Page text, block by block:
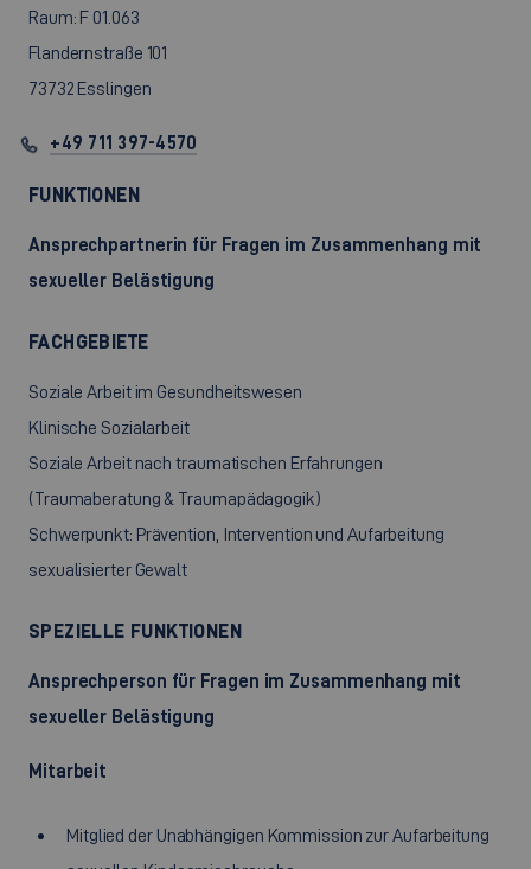
Raum: F 01.063
Flandernstraße 101
73732 Esslingen
+49 711 397-4570
FUNKTIONEN
Ansprechpartnerin für Fragen im Zusammenhang mit
sexueller Belästigung
FACHGEBIETE
Soziale Arbeit im Gesundheitswesen
Klinische Sozialarbeit
Soziale Arbeit nach traumatischen Erfahrungen
(Traumaberatung & Traumapädagogik)
Schwerpunkt: Prävention, Intervention und Aufarbeitung
sexualisierter Gewalt
SPEZIELLE FUNKTIONEN
Ansprechperson für Fragen im Zusammenhang mit
sexueller Belästigung
Mitarbeit
Mitglied der Unabhängigen Kommission zur Aufarbeitung